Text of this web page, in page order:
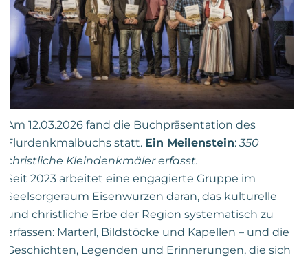
Am 12.03.2026 fand die Buchpräsentation des
Flurdenkmalbuchs statt. Ein Meilenstein:350
christliche Kleindenkmäler erfasst.
Seit 2023 arbeitet eine engagierte Gruppe im
Seelsorgeraum Eisenwurzen daran, das kulturelle
und christliche Erbe der Region systematisch zu
erfassen: Marterl, Bildstöcke und Kapellen – und die
Geschichten, Legenden und Erinnerungen, die sich